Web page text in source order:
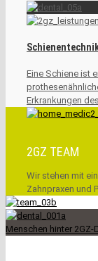
Eine Schiene ist
Erkrankungen
2GZ TEAM
Wir stehen mit
Zahnpraxen und
Menschen hinter 2GZ-